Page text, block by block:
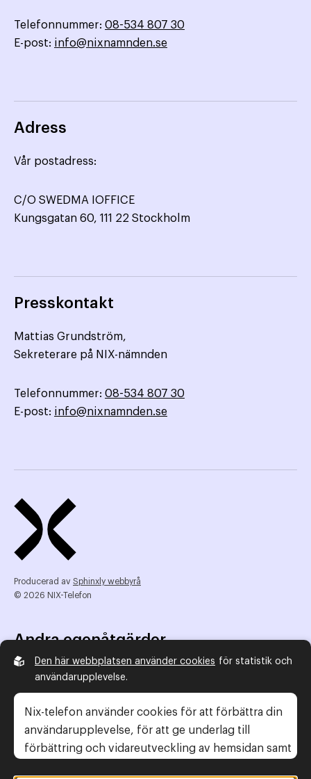
Telefonnummer: 08-534 807 30
E-post: info@nixnamnden.se
Adress
Vår postadress:
C/O SWEDMA IOFFICE
Kungsgatan 60, 111 22 Stockholm
Presskontakt
Mattias Grundström,
Sekreterare på NIX-nämnden
Telefonnummer: 08-534 807 30
E-post: info@nixnamnden.se
Producerad av Sphinxly webbyrå
© 2026 NIX-Telefon
Andra egenåtgärder
NIX Telefon
NIX addresserat
Reklamombudsmannen
Konsumentverket
Legal information
Den här webbplatsen använder cookies för statistik och
användarupplevelse.
Nix-telefon använder cookies för att förbättra din
användarupplevelse, för att ge underlag till
förbättring och vidareutveckling av hemsidan samt